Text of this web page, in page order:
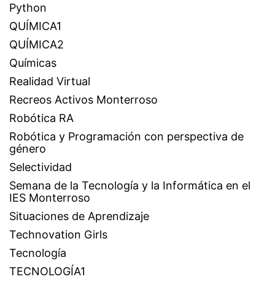
Python
QUÍMICA1
QUÍMICA2
Químicas
Realidad Virtual
Recreos Activos Monterroso
Robótica RA
Robótica y Programación con perspectiva de
género
Selectividad
Semana de la Tecnología y la Informática en el
IES Monterroso
Situaciones de Aprendizaje
Technovation Girls
Tecnología
TECNOLOGÍA1